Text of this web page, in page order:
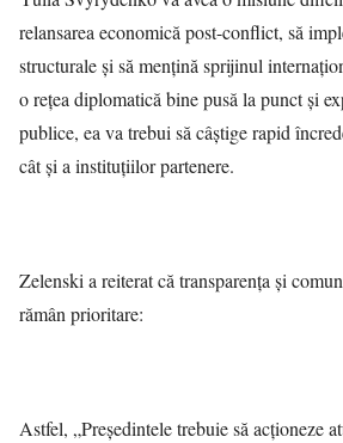
relansarea economică post-conflict, să
structurale și să mențină sprijinul
o rețea diplomatică bine pusă la punct și
publice, ea va trebui să câștige rapid
cât și a instituțiilor partenere.
Zelenski a reiterat că transparența și
rămân prioritare:
Astfel, „Președintele trebuie să acționeze